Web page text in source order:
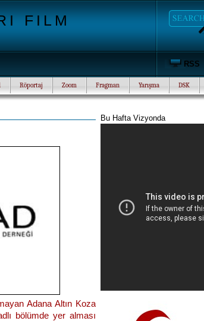
FILM
RSS
Röportaj Zoom Fragman Yarışma DSK
Adana Altın Koza
bölümde yer alması
Bu Hafta Vizyonda